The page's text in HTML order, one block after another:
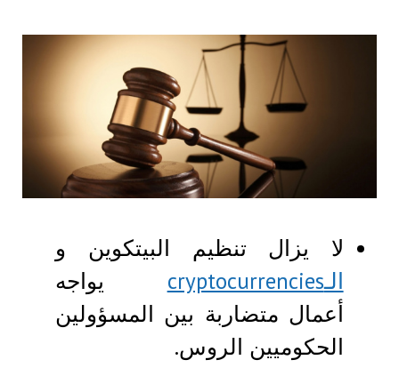
لا يزال تنظيم البيتكوين و
الـcryptocurrencies
يواجه
أعمال متضاربة بين المسؤولين
الحكوميين الروس.